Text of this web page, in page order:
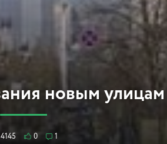
новым улицам
4145 0 1